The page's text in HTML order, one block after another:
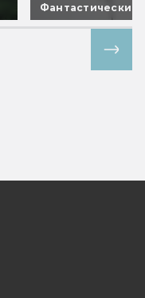
Фантастические